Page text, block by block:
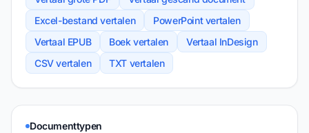
Excel-bestand vertalen
PowerPoint vertalen
Vertaal EPUB
Boek vertalen
Vertaal InDesign
CSV vertalen
TXT vertalen
Documenttypen